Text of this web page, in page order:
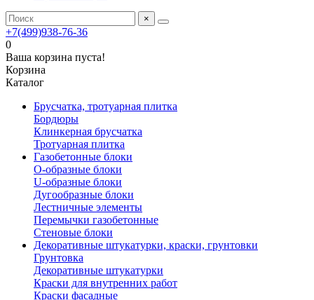
×
+7(499)938-76-36
0
Ваша корзина пуста!
Корзина
Каталог
Брусчатка, тротуарная плитка
Бордюры
Клинкерная брусчатка
Тротуарная плитка
Газобетонные блоки
O-образные блоки
U-образные блоки
Дугообразные блоки
Лестничные элементы
Перемычки газобетонные
Стеновые блоки
Декоративные штукатурки, краски, грунтовки
Грунтовка
Декоративные штукатурки
Краски для внутренних работ
Краски фасадные